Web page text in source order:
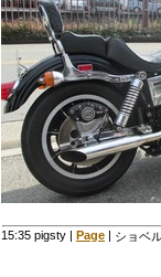
15:35 pigsty | Page | ショベ